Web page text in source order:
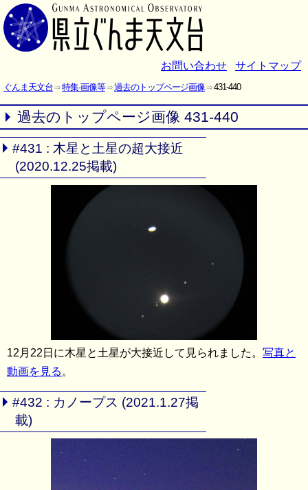
お問い合わせ サイトマップ
ぐんま天文台 特集·画像等 過去のトップページ画像 431-440
過去のトップページ画像 431-440
#431 : 木星と土星の超大接近
(2020.12.25掲載)
12月22日に木星と土星が大接近して見られました。 写真と
動画を見る 。
#432 : カノープス (2021.1.27掲
載)